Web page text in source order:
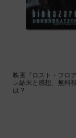
映画『ロスト・フロ
レ結末と感想。無料
は？